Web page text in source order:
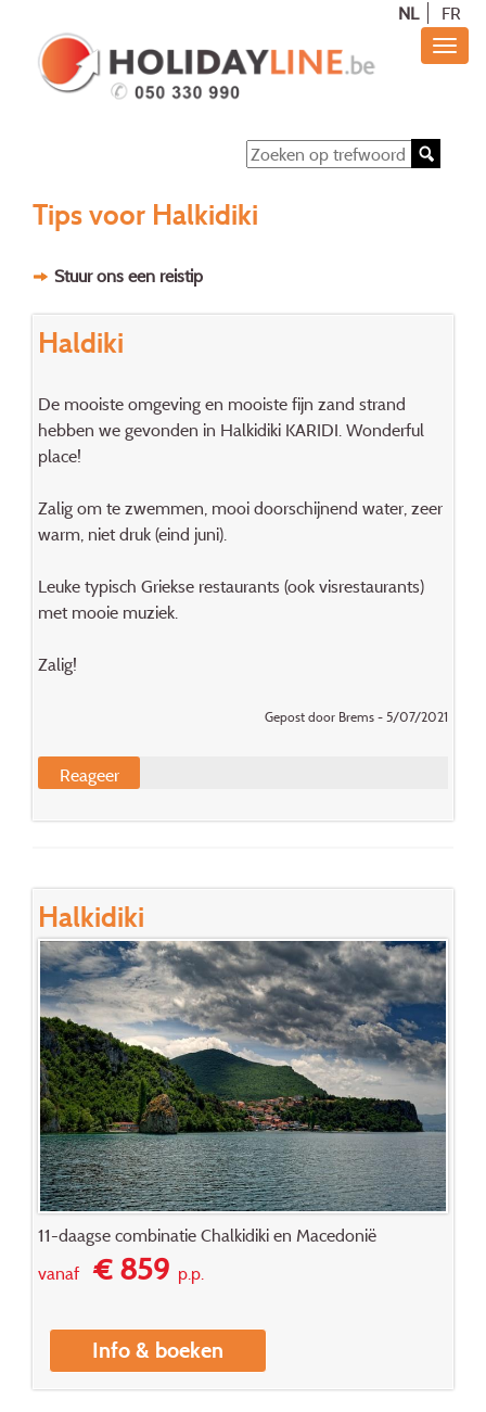
NL FR
Tips voor Halkidiki
Stuur ons een reistip
Haldiki
De mooiste omgeving en mooiste fijn zand strand
hebben we gevonden in Halkidiki KARIDI. Wonderful
place!
Zalig om te zwemmen, mooi doorschijnend water, zeer
warm, niet druk (eind juni).
Leuke typisch Griekse restaurants (ook visrestaurants)
met mooie muziek.
Zalig!
Gepost door Brems - 5/07/2021
Reageer
Halkidiki
11-daagse combinatie Chalkidiki en Macedonië
vanaf€ 859p.p.
Info & boeken